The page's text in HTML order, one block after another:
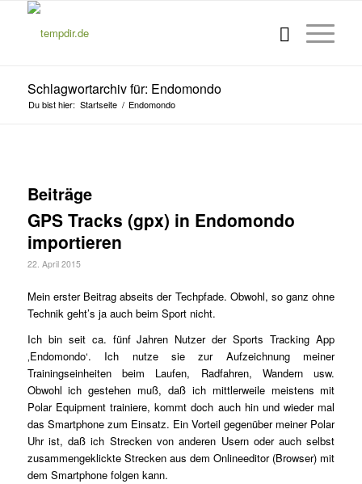
Schlagwortarchiv für: Endomondo
Du bist hier: Startseite / Endomondo
Beiträge
GPS Tracks (gpx) in Endomondo
importieren
22. April 2015
Mein erster Beitrag abseits der Techpfade. Obwohl, so ganz ohne
Technik geht’s ja auch beim Sport nicht.
Ich bin seit ca. fünf Jahren Nutzer der Sports Tracking App
‚Endomondo‘. Ich nutze sie zur Aufzeichnung meiner
Trainingseinheiten beim Laufen, Radfahren, Wandern usw.
Obwohl ich gestehen muß, daß ich mittlerweile meistens mit
Polar Equipment trainiere, kommt doch auch hin und wieder mal
das Smartphone zum Einsatz. Ein Vorteil gegenüber meiner Polar
Uhr ist, daß ich Strecken von anderen Usern oder auch selbst
zusammengeklickte Strecken aus dem Onlineeditor (Browser) mit
dem Smartphone folgen kann.